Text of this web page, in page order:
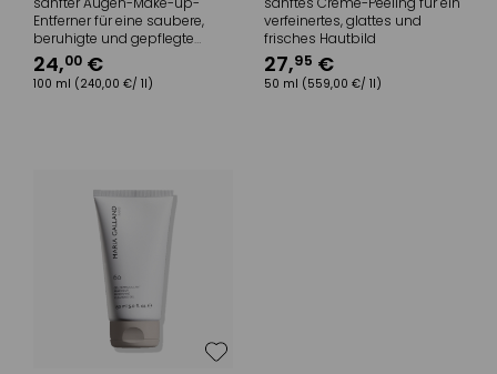
Entferner für eine saubere,
beruhigte und gepflegte
Augenpartie
24,00 €
100 ml (240,00 €/ 1l)
verfeinertes, glattes und
frisches Hautbild
27,95 €
50 ml (559,00 €/ 1l)